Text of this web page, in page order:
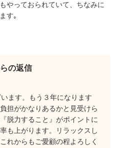
やっておられていて、ちなみに
す｡
の返信
ます。もう３年になります
担がかなりあるかと見受けら
脱力すること』がポイントに
も上がります。リラックスし
れからもご愛顧の程よろしく